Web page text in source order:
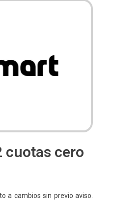
cuotas cero
a cambios sin previo aviso.